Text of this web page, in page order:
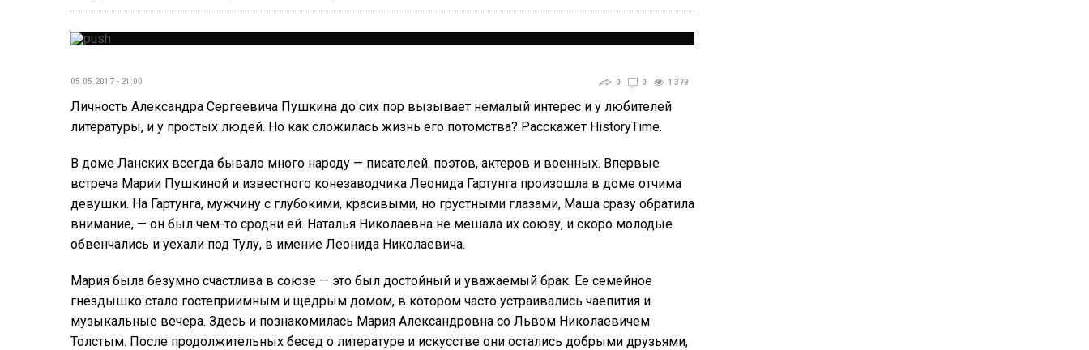
05.05.2017 - 21:00 0 0 1 379
Личность Александра Сергеевича Пушкина до сих пор вызывает немалый интерес и у любителей
литературы, и у простых людей. Но как сложилась жизнь его потомства? Расскажет HistoryTime.
В доме Ланских всегда бывало много народу — писателей. поэтов, актеров и военных. Впервые
встреча Марии Пушкиной и известного конезаводчика Леонида Гартунга произошла в доме отчима
девушки. На Гартунга, мужчину с глубокими, красивыми, но грустными глазами, Маша сразу обратила
внимание, — он был чем-то сродни ей. Наталья Николаевна не мешала их союзу, и скоро молодые
обвенчались и уехали под Тулу, в имение Леонида Николаевича.
Мария была безумно счастлива в союзе — это был достойный и уважаемый брак. Ее семейное
гнездышко стало гостеприимным и щедрым домом, в котором часто устраивались чаепития и
музыкальные вечера. Здесь и познакомилась Мария Александровна со Львом Николаевичем
Толстым. После продолжительных бесед о литературе и искусстве они остались добрыми друзьями,